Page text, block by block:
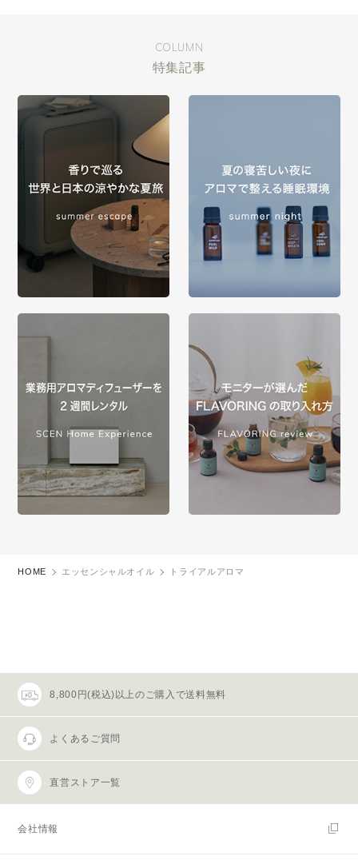
COLUMN
特集記事
HOME エッセンシャルオイル トライアルアロマ
8,800円(税込)以上のご購入で送料無料
よくあるご質問
直営ストア一覧
会社情報